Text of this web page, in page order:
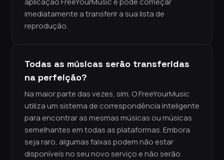
imediatamente a transferir a sua lista de
reprodução.
Todas as músicas serão transferidas
na perfeição?
Na maior parte das vezes, sim. O FreeYourMusic
utiliza um sistema de correspondência inteligente
para encontrar as mesmas músicas ou músicas
semelhantes em todas as plataformas. Embora
seja raro, algumas faixas podem não estar
disponíveis no seu novo serviço e não serão